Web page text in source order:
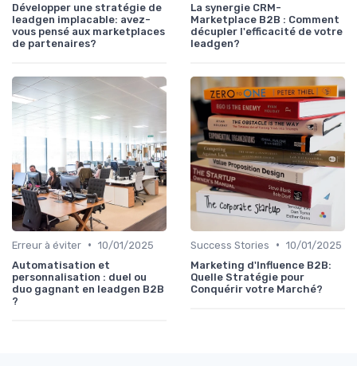
Développer une stratégie de
leadgen implacable: avez-
vous pensé aux marketplaces
de partenaires?
La synergie CRM-
Marketplace B2B : Comment
décupler l'efficacité de votre
leadgen?
Erreur à éviter • 10/01/2025
Automatisation et
personnalisation : duel ou
duo gagnant en leadgen B2B
?
Success Stories • 10/01/2025
Marketing d'Influence B2B:
Quelle Stratégie pour
Conquérir votre Marché?